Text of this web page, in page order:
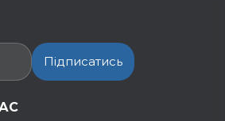
Підписатись